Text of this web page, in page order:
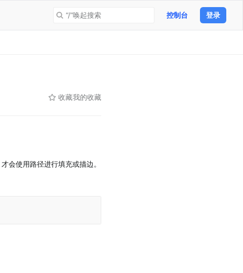
“/”唤起搜索 控制台 登录
收藏我的收藏
才会使用路径进行填充或描边。